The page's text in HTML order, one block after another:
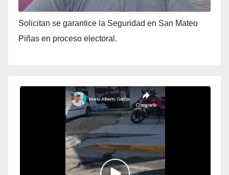
Solicitan se garantice la Seguridad en San Mateo
Piñas en proceso electoral.